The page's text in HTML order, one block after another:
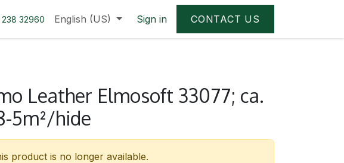
32960 English (US) Sign in CONTACT US
Leather Elmosoft 33077; ca.
5m²/hide
product is no longer available.